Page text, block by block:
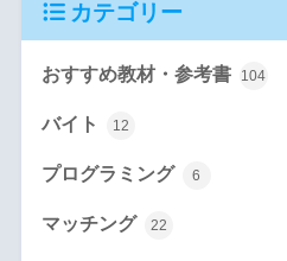
カテゴリー
おすすめ教材・参考書 104
バイト 12
プログラミング 6
マッチング 22